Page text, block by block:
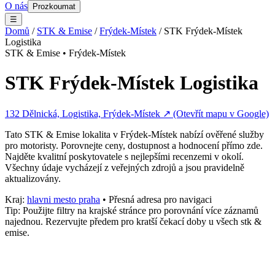
O nás
Prozkoumat
☰
Domů / STK & Emise /Frýdek-Místek / STK Frýdek-Místek
Logistika
STK & Emise • Frýdek-Místek
STK Frýdek-Místek Logistika
132 Dělnická, Logistika, Frýdek-Místek ↗ (Otevřít mapu v Google)
Tato STK & Emise lokalita v Frýdek-Místek nabízí ověřené služby
pro motoristy. Porovnejte ceny, dostupnost a hodnocení přímo zde.
Najděte kvalitní poskytovatele s nejlepšími recenzemi v okolí.
Všechny údaje vycházejí z veřejných zdrojů a jsou pravidelně
aktualizovány.
Kraj: hlavni mesto praha • Přesná adresa pro navigaci
Tip: Použijte filtry na krajské stránce pro porovnání více záznamů
najednou. Rezervujte předem pro kratší čekací doby u všech stk &
emise.